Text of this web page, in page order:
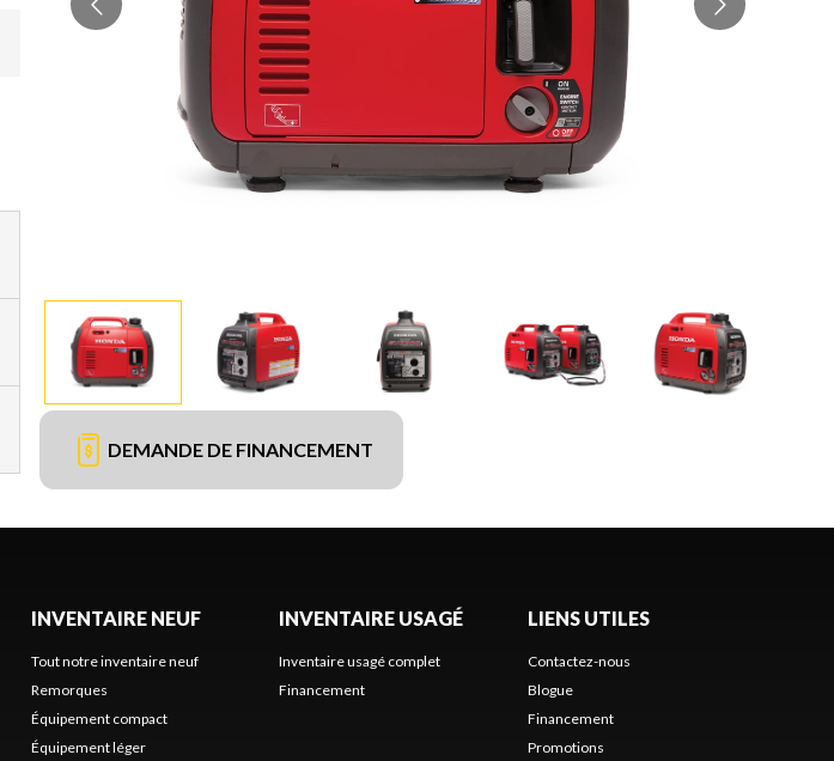
DEMANDE DE FINANCEMENT
INVENTAIRE NEUF
Tout notre inventaire neuf
Remorques
Équipement compact
Équipement léger
INVENTAIRE USAGÉ
Inventaire usagé complet
Financement
LIENS UTILES
Contactez-nous
Blogue
Financement
Promotions